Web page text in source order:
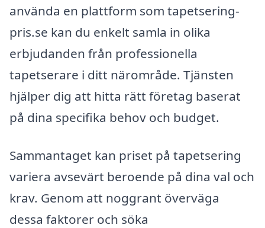
använda en plattform som tapetsering-
pris.se kan du enkelt samla in olika
erbjudanden från professionella
tapetserare i ditt närområde. Tjänsten
hjälper dig att hitta rätt företag baserat
på dina specifika behov och budget.
Sammantaget kan priset på tapetsering
variera avsevärt beroende på dina val och
krav. Genom att noggrant överväga
dessa faktorer och söka